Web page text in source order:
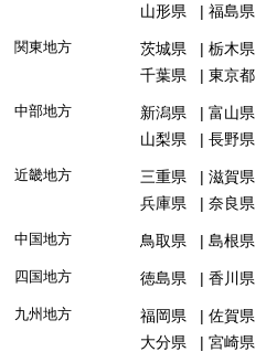
山形県
福島県
関東地方 茨城県 栃木県
千葉県
東京都
中部地方 新潟県 富山県
山梨県
長野県
近畿地方 三重県 滋賀県
兵庫県
奈良県
中国地方 鳥取県 島根県
四国地方 徳島県 香川県
九州地方 福岡県 佐賀県
大分県
宮崎県